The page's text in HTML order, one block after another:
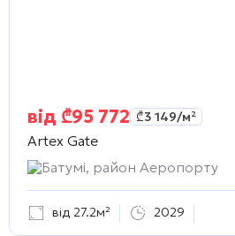
від ₾95 772 ₾3 149/м²
Artex Gate
Батумі, район Аеропорту
від 27.2м² 2029